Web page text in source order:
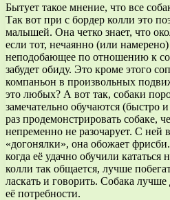
Бытует такое мнение, что все
Так вот при с бордер колли это
малышей. Она четко знает, что
если тот, нечаянно (или намерено)
неподобающее по отношению к
забудет обиду. Это кроме этого
компаньон в произвольных
это любых? А вот так, собаки
замечательно обучаются (быстро
раз продемонстрировать собаке,
непременно не разочарует. С ней
«догонялки», она обожает
когда её удачно обучили
колли так общается, лучше
ласкать и говорить. Собака
её потребности.